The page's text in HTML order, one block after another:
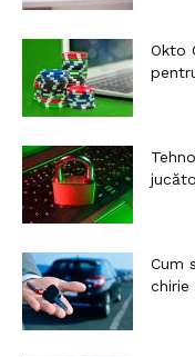
Okto
Cum
chirie